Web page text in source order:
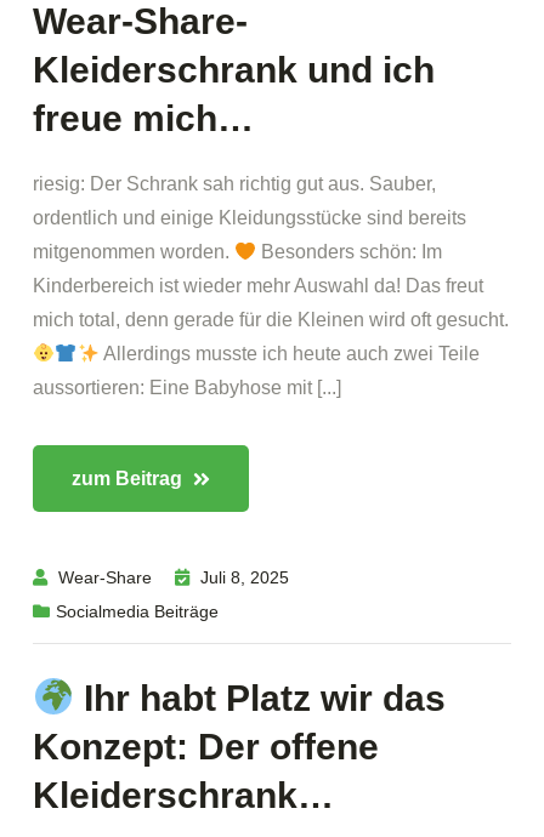
Wear-Share-
Kleiderschrank und ich
freue mich…
riesig: Der Schrank sah richtig gut aus. Sauber,
ordentlich und einige Kleidungsstücke sind bereits
mitgenommen worden.
Besonders schön: Im
Kinderbereich ist wieder mehr Auswahl da! Das freut
mich total, denn gerade für die Kleinen wird oft gesucht.
Allerdings musste ich heute auch zwei Teile
aussortieren: Eine Babyhose mit [...]
zum Beitrag
Wear-Share
Juli 8, 2025
Socialmedia Beiträge
Ihr habt Platz wir das
Konzept: Der offene
Kleiderschrank…